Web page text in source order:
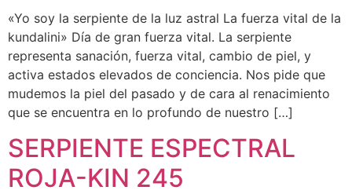
«Yo soy la serpiente de la luz astral La fuerza vital de la
kundalini» Día de gran fuerza vital. La serpiente
representa sanación, fuerza vital, cambio de piel, y
activa estados elevados de conciencia. Nos pide que
mudemos la piel del pasado y de cara al renacimiento
que se encuentra en lo profundo de nuestro […]
SERPIENTE ESPECTRAL
ROJA-KIN 245